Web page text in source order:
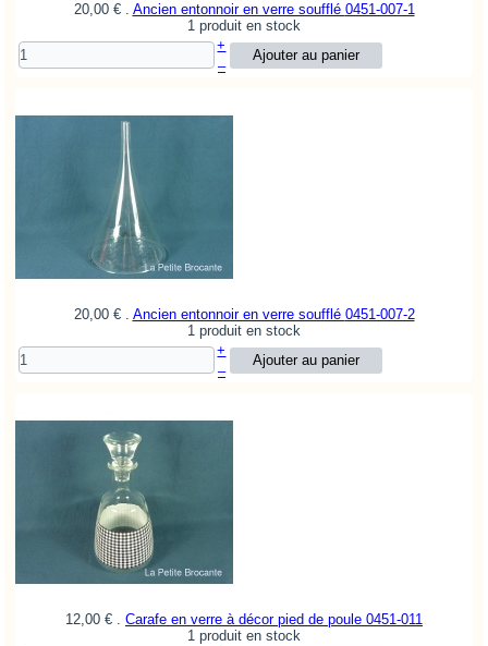
20,00 € . Ancien entonnoir en verre soufflé 0451-007-1
1 produit en stock
+
–
20,00 € . Ancien entonnoir en verre soufflé 0451-007-2
1 produit en stock
+
–
12,00 € . Carafe en verre à décor pied de poule 0451-011
1 produit en stock